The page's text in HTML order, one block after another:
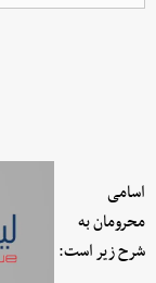
اسامی
محرومان به
شرح زیر است: